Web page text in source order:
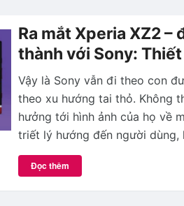
Ra mắt Xperia XZ2
thành với Sony:
Vậy là Sony vẫn đi theo con
theo xu hướng tai thỏ. Không
hưởng tới hình ảnh của họ về
triết lý hướng đến người
Đọc thêm